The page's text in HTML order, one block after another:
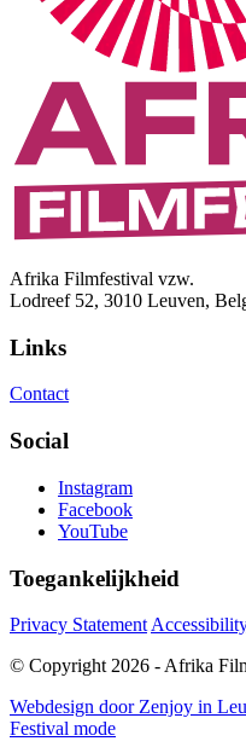
Afrika Filmfestival vzw.
Lodreef 52, 3010 Leuven,
Links
Contact
Social
Instagram
Facebook
YouTube
Toegankelijkheid
Privacy Statement
© Copyright 2026 - Afrika
Webdesign door Zenjoy in
Festival mode